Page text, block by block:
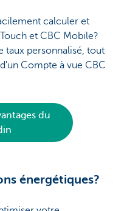
calculer et
et CBC Mobile?
taux personnalisé, tout
Compte à vue CBC
du
énergétiques?